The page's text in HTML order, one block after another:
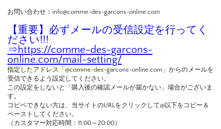
お問い合わせ：info@comme-des-garcons-online.com
【重要】必ずメールの受信設定を行ってく
ださい!!!
⇒ https://comme-des-garcons-
online.com/mail-setting/
指定したアドレス「@comme-des-garcons-online.com」からのメールを
受信できるよう設定してください。
この設定をしないと「購入後の確認メールが届かない」場合がございま
す。
コピペできない方は、当サイトのURLをクリックして@以下をコピー＆
ペーストしてください。
（カスタマー対応時間：11:00～20:00）